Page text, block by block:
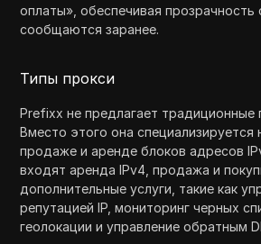
оплаты», обеспечивая
сообщаются заранее.
Типы прокси
Prefixx не предлагает традиционные
Вместо этого она специализируется
продаже и аренде блоков адресов
входят аренда IPv4, продажа и
дополнительные услуги, такие как
репутацией IP, мониторинг черных
геолокации и управление обратным